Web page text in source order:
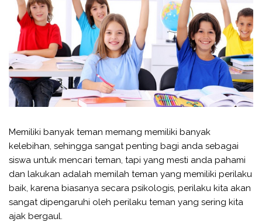
Memiliki banyak teman memang memiliki banyak
kelebihan, sehingga sangat penting bagi anda sebagai
siswa untuk mencari teman, tapi yang mesti anda pahami
dan lakukan adalah memilah teman yang memiliki perilaku
baik, karena biasanya secara psikologis, perilaku kita akan
sangat dipengaruhi oleh perilaku teman yang sering kita
ajak bergaul.